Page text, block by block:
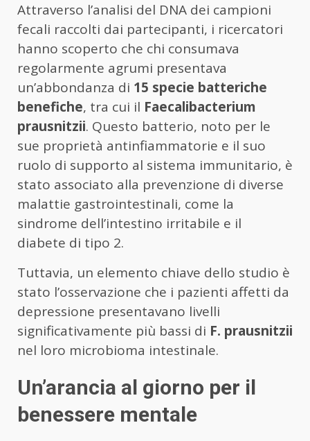
Attraverso l’analisi del DNA dei campioni
fecali raccolti dai partecipanti, i ricercatori
hanno scoperto che chi consumava
regolarmente agrumi presentava
un’abbondanza di 15 specie batteriche
benefiche, tra cui il Faecalibacterium
prausnitzii. Questo batterio, noto per le
sue proprietà antinfiammatorie e il suo
ruolo di supporto al sistema immunitario, è
stato associato alla prevenzione di diverse
malattie gastrointestinali, come la
sindrome dell’intestino irritabile e il
diabete di tipo 2.
Tuttavia, un elemento chiave dello studio è
stato l’osservazione che i pazienti affetti da
depressione presentavano livelli
significativamente più bassi di F. prausnitzii
nel loro microbioma intestinale.
Un’arancia al giorno per il
benessere mentale